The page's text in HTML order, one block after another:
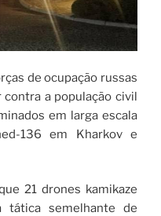
de ocupação russas
a população civil
em larga escala
136 em Kharkov e
21 drones kamikaze
tática semelhante de